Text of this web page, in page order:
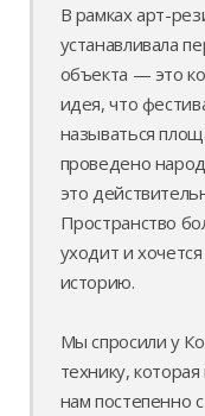
В рамках арт-
устанавливала
объекта — это
идея, что
называться
проведено
это
Пространство
уходит и
историю.
Мы спросили у
технику,
нам постепенно